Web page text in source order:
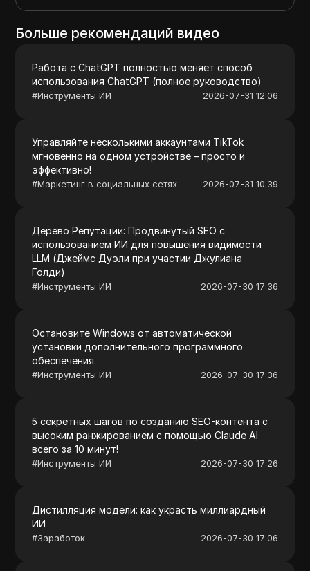
Больше рекомендаций видео
Работа с ChatGPT полностью меняет способ
использования ChatGPT (полное руководство)
#Инструменты ИИ 2026-07-31 12:06
Управляйте несколькими аккаунтами TikTok
мгновенно на одном устройстве – просто и
эффективно!
#Маркетинг в социальных сетях 2026-07-31 10:39
Дерево Репутации: Продвинутый SEO с
использованием ИИ для повышения видимости
LLM (Джеймс Дуэли при участии Джулиана
Голди)
#Инструменты ИИ 2026-07-30 17:36
Остановите Windows от автоматической
установки дополнительного программного
обеспечения.
#Инструменты ИИ 2026-07-30 17:36
5 секретных шагов по созданию SEO-контента с
высоким ранжированием с помощью Claude AI
всего за 10 минут!
#Инструменты ИИ 2026-07-30 17:26
Дистилляция модели: как украсть миллиардный
ИИ
#Заработок 2026-07-30 17:06